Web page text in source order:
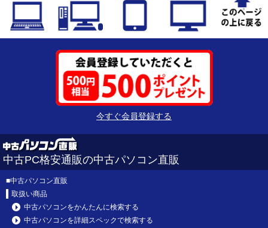
今すぐ会員登録する
中古PC格安通販の中古パソコン直販
■中古パソコン直販
取扱い商品
中古パソコンをかんたんに検索する
中古パソコンを詳細スペックで検索する